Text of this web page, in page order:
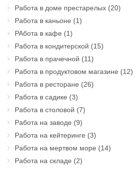
Работа в доме престарелых (20)
Работа в каньоне (1)
РАбота в кафе (1)
Работа в кондитерской (15)
Работа в прачечной (11)
Работа в продуктовом магазине (12)
Работа в ресторане (26)
Работа в садике (3)
Работа в столовой (7)
Работа на заводе (9)
Работа на кейтеринге (3)
Работа на мертвом море (14)
Работа на складе (2)